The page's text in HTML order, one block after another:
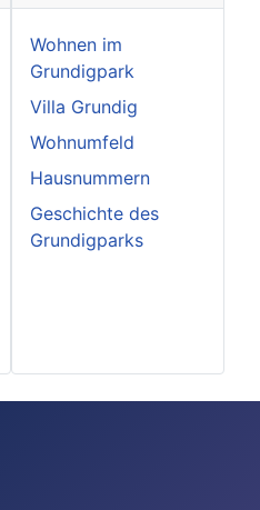
Wohnen im
Grundigpark
Villa Grundig
Wohnumfeld
Hausnummern
Geschichte des
Grundigparks